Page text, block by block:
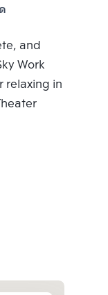
and
Work
relaxing in